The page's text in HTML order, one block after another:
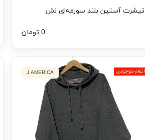
تیشرت آستین بلند سورمه‌ای لش
0 تومان
اتمام موجودی J AMERICA